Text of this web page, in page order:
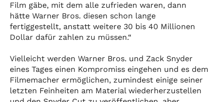
Film gäbe, mit dem alle zufrieden waren, dann
hätte Warner Bros. diesen schon lange
fertiggestellt, anstatt weitere 30 bis 40 Millionen
Dollar dafür zahlen zu müssen.“
Vielleicht werden Warner Bros. und Zack Snyder
eines Tages einen Kompromiss eingehen und es dem
Filmemacher ermöglichen, zumindest einige seiner
letzten Feinheiten am Material wiederherzustellen